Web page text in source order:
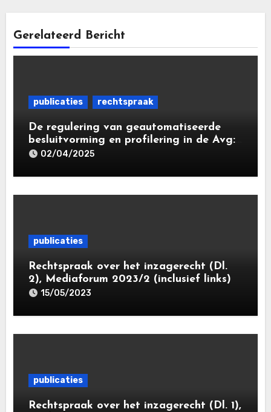
Gerelateerd Bericht
publicaties rechtspraak
De regulering van geautomatiseerde
besluitvorming en profilering in de Avg:
de tussenstand
02/04/2025
publicaties
Rechtspraak over het inzagerecht (Dl.
2), Mediaforum 2023/2 (inclusief links)
15/05/2023
publicaties
Rechtspraak over het inzagerecht (Dl. 1),